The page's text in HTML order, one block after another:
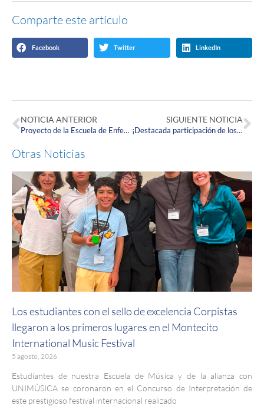
Comparte este artículo
Facebook Twitter LinkedIn
NOTICIA ANTERIOR
Proyecto de la Escuela de Enfermería Corpista obtuvo el primer lugar en el XXXII Encuentro Nacional de Estudiantes de Enfermería
SIGUIENTE NOTICIA
¡Destacada participación de los Semilleros Corpistas de Investigación en el 2022!
Otras Noticias
Los estudiantes con el sello de excelencia Corpistas
llegaron a los primeros lugares en el Montecito
International Music Festival
5 agosto, 2026
Estudiantes de nuestra Escuela de Música y de la alianza con
UNIMÚSICA se coronaron en el Concurso de Interpretación de
este prestigioso festival internacional realizado